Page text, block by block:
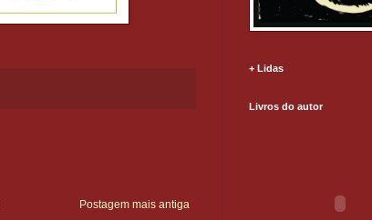
Postagem mais antiga
+ Lidas
Livros do autor